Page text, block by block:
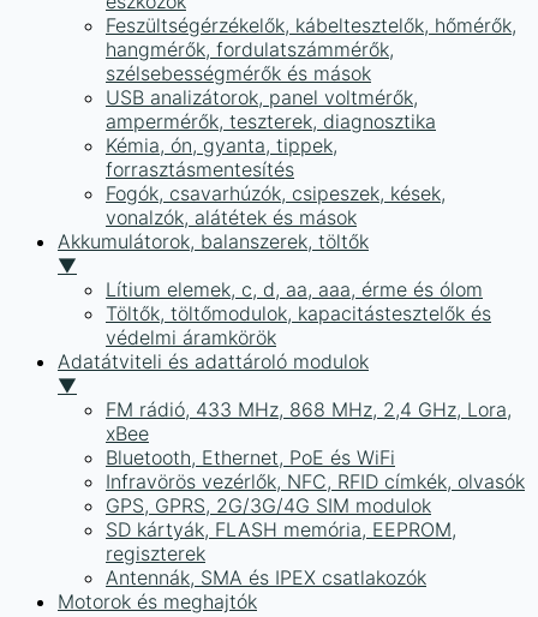
Feszültségérzékelők, kábeltesztelők, hőmérők,
hangmérők, fordulatszámmérők,
szélsebességmérők és mások
USB analizátorok, panel voltmérők,
ampermérők, teszterek, diagnosztika
Kémia, ón, gyanta, tippek,
forrasztásmentesítés
Fogók, csavarhúzók, csipeszek, kések,
vonalzók, alátétek és mások
Akkumulátorok, balanszerek, töltők
▼
Lítium elemek, c, d, aa, aaa, érme és ólom
Töltők, töltőmodulok, kapacitástesztelők és
védelmi áramkörök
Adatátviteli és adattároló modulok
▼
FM rádió, 433 MHz, 868 MHz, 2,4 GHz, Lora,
xBee
Bluetooth, Ethernet, PoE és WiFi
Infravörös vezérlők, NFC, RFID címkék, olvasók
GPS, GPRS, 2G/3G/4G SIM modulok
SD kártyák, FLASH memória, EEPROM,
regiszterek
Antennák, SMA és IPEX csatlakozók
Motorok és meghajtók